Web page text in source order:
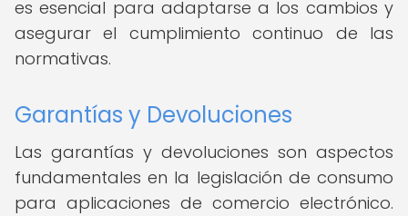
es esencial para adaptarse a los cambios y
asegurar el cumplimiento continuo de las
normativas.
Garantías y Devoluciones
Las garantías y devoluciones son aspectos
fundamentales en la legislación de consumo
para aplicaciones de comercio electrónico.